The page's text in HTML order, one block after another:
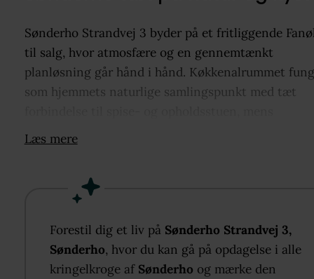
Sønderho Strandvej 3 byder på et fritliggende
til salg, hvor atmosfære og en gennemtænkt
planløsning går hånd i hånd. Køkkenalrummet
som hjemmets naturlige samlingspunkt med tæt
soveafdelingen ligger mere afskærmet med
opholdsrum, et ekstra værelse og en østvendt
skøn have med små kroge, der understreger den
stemning. Du bor nær Sønderhos historiske midtby
med kulturliv, små gader og Fanøs særlige natur
Læs mere
Forestil dig et liv på Sønderho Strandvej 3,
Sønderho, hvor du kan gå på opdagelse i alle
kringelkroge af Sønderho og mærke den